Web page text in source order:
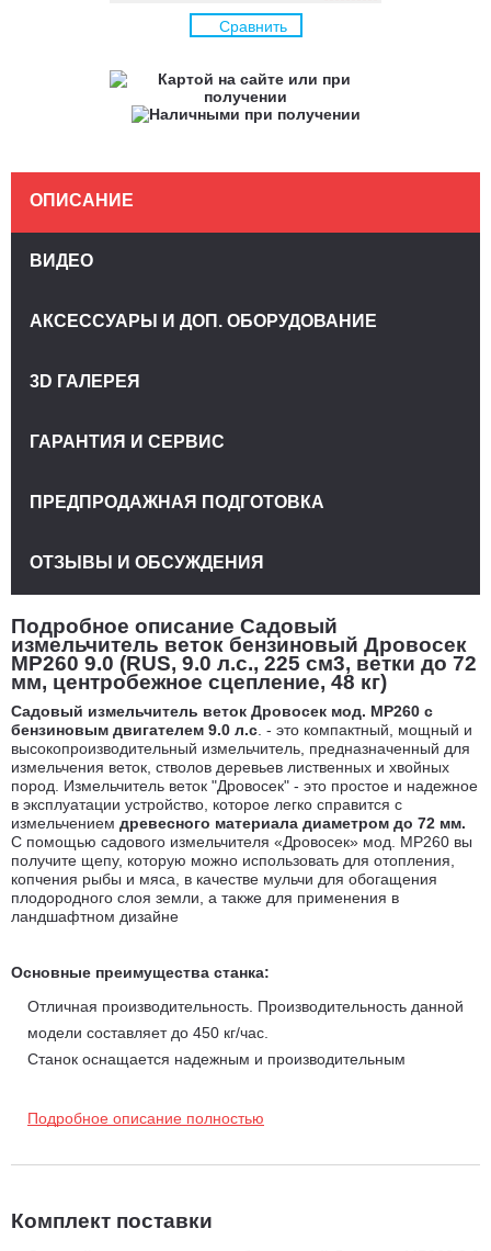
Сравнить
Подробное описание Садовый
измельчитель веток бензиновый Дровосек
МР260 9.0 (RUS, 9.0 л.с., 225 см3, ветки до 72
мм, центробежное сцепление, 48 кг)
Садовый измельчитель веток Дровосек мод. МР260 с
бензиновым двигателем 9.0 л.с . - это компактный, мощный и
высокопроизводительный измельчитель, предназначенный для
измельчения веток, стволов деревьев лиственных и хвойных
пород. Измельчитель веток "Дровосек" - это простое и надежное
в эксплуатации устройство, которое легко справится с
измельчением древесного материала диаметром до 72 мм.
С помощью садового измельчителя «Дровосек» мод. МР260 вы
получите щепу, которую можно использовать для отопления,
копчения рыбы и мяса, в качестве мульчи для обогащения
плодородного слоя земли, а также для применения в
ландшафтном дизайне
Основные преимущества станка:
Отличная производительность. Производительность данной
модели составляет до 450 кг/час.
Станок оснащается надежным и производительным
двигатель обладает оптимальным соотношением мощности и
данный двигатель надежен при длительной нагрузке и
На измельчителе установлена расширенная приемная
Подробное описание полностью
Комплект поставки
ОПИСАНИЕ
ВИДЕО
АКСЕССУАРЫ И ДОП. ОБОРУДОВАНИЕ
3D ГАЛЕРЕЯ
ГАРАНТИЯ И СЕРВИС
ПРЕДПРОДАЖНАЯ ПОДГОТОВКА
ОТЗЫВЫ И ОБСУЖДЕНИЯ